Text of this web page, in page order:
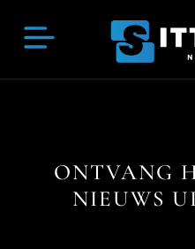
ONTVANG
NIEUWS